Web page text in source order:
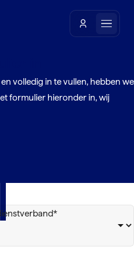
volledig in te vullen, hebben we
formulier hieronder in, wij
*